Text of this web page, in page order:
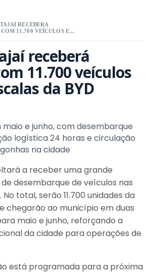
RECEBERÁ
11.700 VEÍCULOS EM
receberá
11.700 veículos
da BYD
e junho, com desembarque
logística 24 horas e circulação
na cidade
a receber uma grande
desembarque de veículos nas
total, serão 11.700 unidades da
chegarão ao município em duas
maio e junho, reforçando a
da cidade para operações de
está programada para a próxima